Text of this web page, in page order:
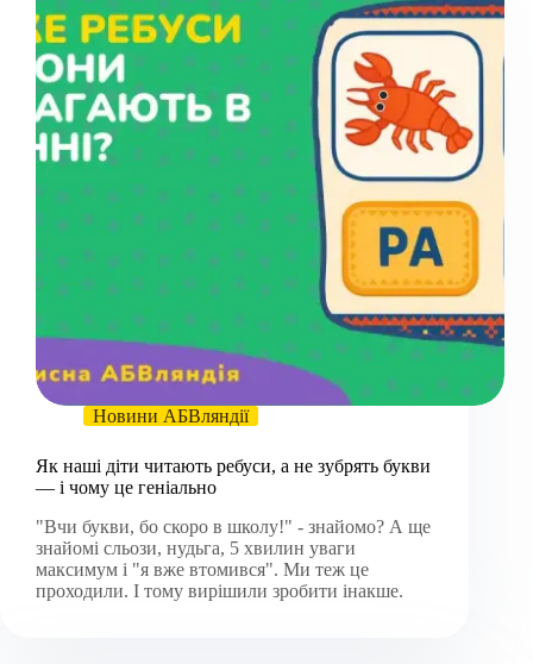
Новини АБВляндії
Як наші діти читають ребуси, а не зубрять букви
— і чому це геніально
"Вчи букви, бо скоро в школу!" - знайомо? А ще
знайомі сльози, нудьга, 5 хвилин уваги
максимум і "я вже втомився". Ми теж це
проходили. І тому вирішили зробити інакше.